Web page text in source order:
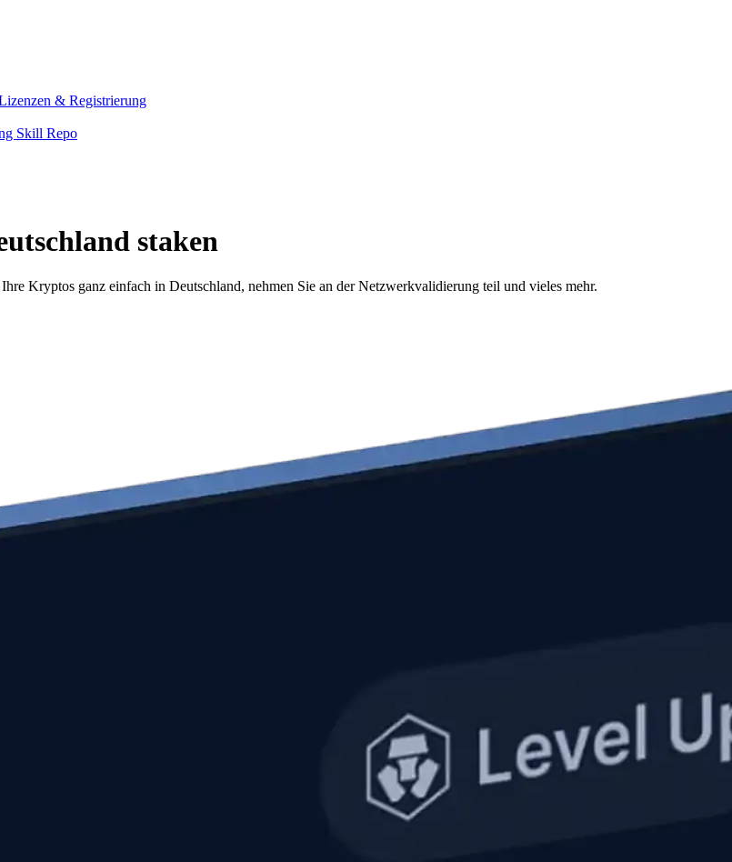
& Registrierung
Skill Repo
staken
Kryptos ganz einfach in Deutschland, nehmen Sie an der Netzwerkvalidierung teil und vieles mehr.